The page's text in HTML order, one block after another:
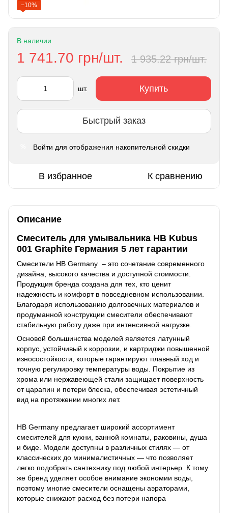
−10%
В наличии
1 741.70 грн/шт. 1 935.22 грн/шт.
шт. Купить
Быстрый заказ
Войти для отображения накопительной скидки
В избранное К сравнению
Описание
Смеситель для умывальника HB Kubus
001 Graphite Германия 5 лет гарантии
Смесители HB Germany – это сочетание современного
дизайна, высокого качества и доступной стоимости.
Продукция бренда создана для тех, кто ценит
надежность и комфорт в повседневном использовании.
Благодаря использованию долговечных материалов и
продуманной конструкции смесители обеспечивают
стабильную работу даже при интенсивной нагрузке.
Основой большинства моделей является латунный
корпус, устойчивый к коррозии, и картриджи повышенной
износостойкости, которые гарантируют плавный ход и
точную регулировку температуры воды. Покрытие из
хрома или нержавеющей стали защищает поверхность
от царапин и потери блеска, обеспечивая эстетичный
вид на протяжении многих лет.
HB Germany предлагает широкий ассортимент
смесителей для кухни, ванной комнаты, раковины, душа
и биде. Модели доступны в различных стилях — от
классических до минималистичных — что позволяет
легко подобрать сантехнику под любой интерьер. К тому
же бренд уделяет особое внимание экономии воды,
поэтому многие смесители оснащены аэраторами,
которые снижают расход без потери напора